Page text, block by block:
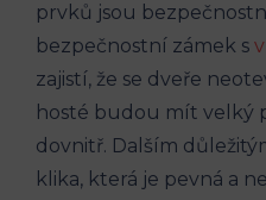
prvků jsou
bezpečnostní zámek s
zajistí, že se dveře
hosté budou mít velký
dovnitř. Dalším
klika, která je pevná a